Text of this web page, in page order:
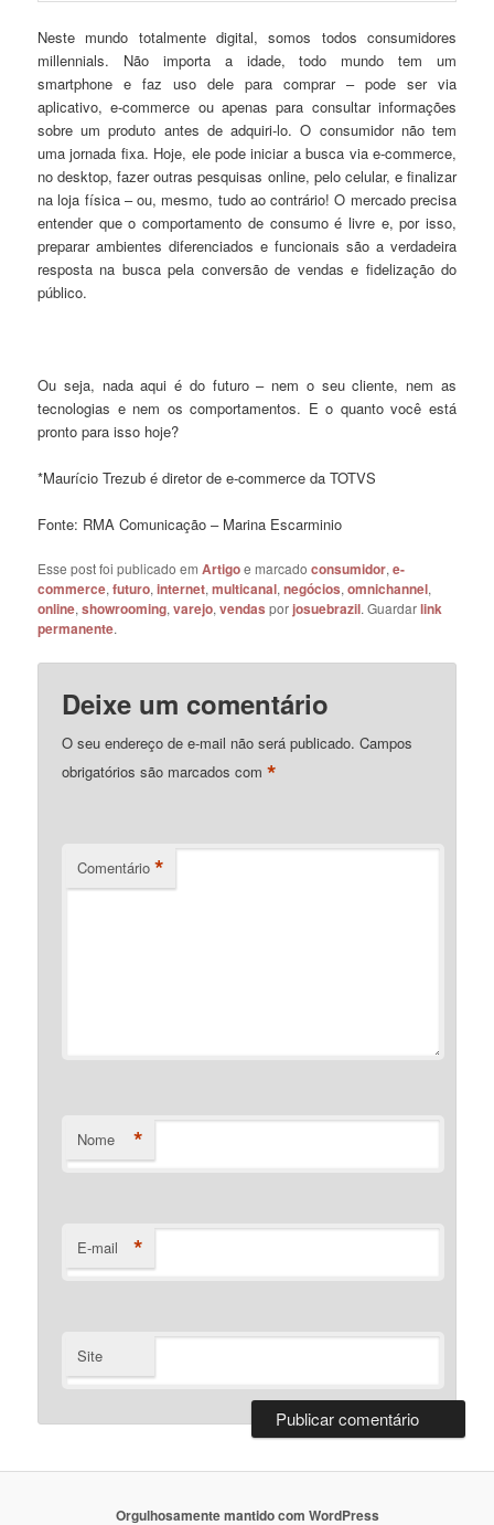
Neste mundo totalmente digital, somos todos consumidores
millennials. Não importa a idade, todo mundo tem um
smartphone e faz uso dele para comprar – pode ser via
aplicativo, e-commerce ou apenas para consultar informações
sobre um produto antes de adquiri-lo. O consumidor não tem
uma jornada fixa. Hoje, ele pode iniciar a busca via e-commerce,
no desktop, fazer outras pesquisas online, pelo celular, e finalizar
na loja física – ou, mesmo, tudo ao contrário! O mercado precisa
entender que o comportamento de consumo é livre e, por isso,
preparar ambientes diferenciados e funcionais são a verdadeira
resposta na busca pela conversão de vendas e fidelização do
público.
Ou seja, nada aqui é do futuro – nem o seu cliente, nem as
tecnologias e nem os comportamentos. E o quanto você está
pronto para isso hoje?
*Maurício Trezub é diretor de e-commerce da TOTVS
Fonte: RMA Comunicação – Marina Escarminio
Esse post foi publicado emArtigoe marcadoconsumidor,e-
commerce,futuro,internet,multicanal,negócios,omnichannel,
online,showrooming,varejo,vendas porjosuebrazil. Guardarlink
permanente.
Deixe um comentário
O seu endereço de e-mail não será publicado. Campos
obrigatórios são marcados com*
Comentário *
Nome *
E-mail *
Site
Orgulhosamente mantido com WordPress